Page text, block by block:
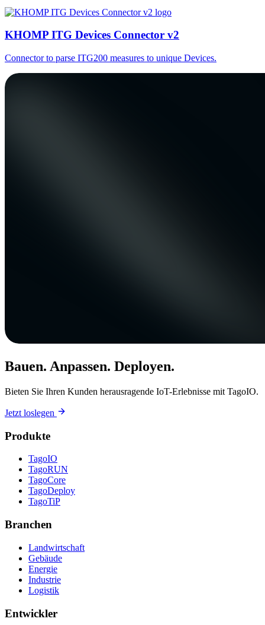
KHOMP ITG Devices Connector v2
Connector to parse ITG200 measures to unique Devices.
Bauen. Anpassen. Deployen.
Bieten Sie Ihren Kunden herausragende IoT-Erlebnisse mit TagoIO.
Jetzt loslegen
Produkte
TagoIO
TagoRUN
TagoCore
TagoDeploy
TagoTiP
Branchen
Landwirtschaft
Gebäude
Energie
Industrie
Logistik
Entwickler